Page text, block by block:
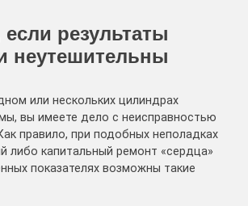
результаты
неутешительны
или нескольких цилиндрах
вы имеете дело с неисправностью
правило, при подобных неполадках
либо капитальный ремонт «сердца»
показателях возможны такие